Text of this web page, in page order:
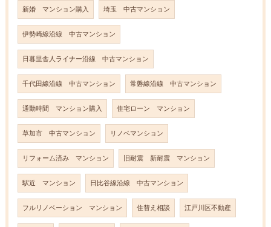
新婚 マンション購入 埼玉 中古マンション
伊勢崎線沿線 中古マンション
日暮里舎人ライナー沿線 中古マンション
千代田線沿線 中古マンション 常磐線沿線 中古マンション
通勤時間 マンション購入 住宅ローン マンション
草加市 中古マンション リノベマンション
リフォーム済み マンション 旧耐震 新耐震 マンション
駅近 マンション 日比谷線沿線 中古マンション
フルリノベーション マンション 住替え相談 江戸川区不動産